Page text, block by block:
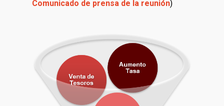
Comunicado de prensa de la reunión)